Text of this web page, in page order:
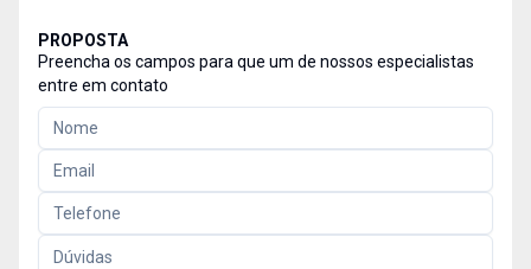
PROPOSTA
Preencha os campos para que um de nossos especialistas
entre em contato